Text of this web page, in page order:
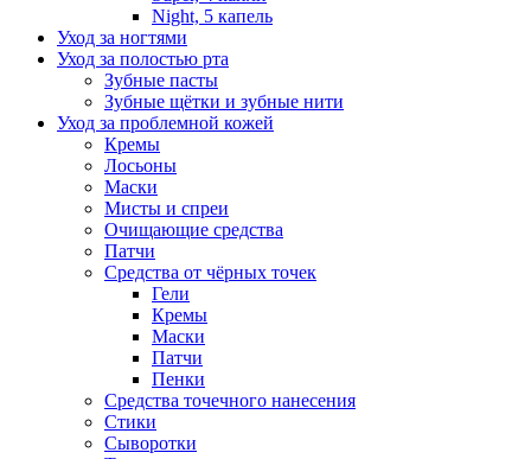
Night, 5 капель
Уход за ногтями
Уход за полостью рта
Зубные пасты
Зубные щётки и зубные нити
Уход за проблемной кожей
Кремы
Лосьоны
Маски
Мисты и спреи
Очищающие средства
Патчи
Средства от чёрных точек
Гели
Кремы
Маски
Патчи
Пенки
Средства точечного нанесения
Стики
Сыворотки